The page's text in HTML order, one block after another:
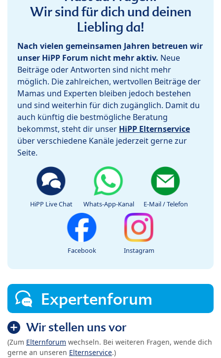
Wir sind für dich und deinen
Liebling da!
Nach vielen gemeinsamen Jahren betreuen wir
unser HiPP Forum nicht mehr aktiv. Neue
Beiträge oder Antworten sind nicht mehr
möglich. Die zahlreichen, wertvollen Beiträge der
Mamas und Experten bleiben jedoch bestehen
und sind weiterhin für dich zugänglich. Damit du
auch künftig die bestmögliche Beratung
bekommst, steht dir unser HiPP Elternservice
über verschiedene Kanäle jederzeit gerne zur
Seite.
HiPP Live Chat Whats-App-Kanal E-Mail / Telefon
Facebook Instagram
Expertenforum
Wir stellen uns vor
(Zum Elternforum wechseln. Bei weiteren Fragen, wende dich
gerne an unseren Elternservice.)